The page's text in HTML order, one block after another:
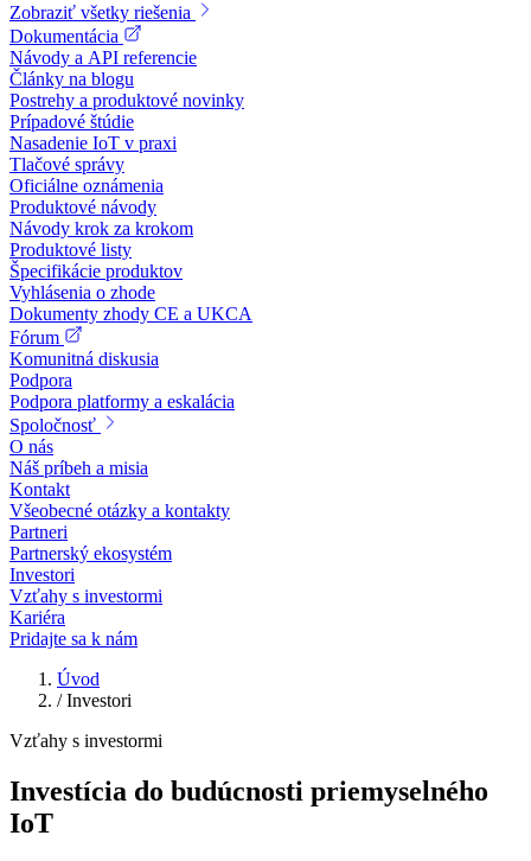
Zobraziť všetky riešenia
Dokumentácia
Návody a API referencie
Články na blogu
Postrehy a produktové novinky
Prípadové štúdie
Nasadenie IoT v praxi
Tlačové správy
Oficiálne oznámenia
Produktové návody
Návody krok za krokom
Produktové listy
Špecifikácie produktov
Vyhlásenia o zhode
Dokumenty zhody CE a UKCA
Fórum
Komunitná diskusia
Podpora
Podpora platformy a eskalácia
Spoločnosť
O nás
Náš príbeh a misia
Kontakt
Všeobecné otázky a kontakty
Partneri
Partnerský ekosystém
Investori
Vzťahy s investormi
Kariéra
Pridajte sa k nám
Úvod
/ Investori
Vzťahy s investormi
Investícia do budúcnosti priemyselného
IoT